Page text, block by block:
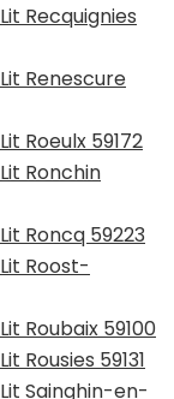
Recquignies
Renescure
Roeulx 59172
Ronchin
Roncq 59223
Roost-
Roubaix 59100
Rousies 59131
Sainghin-en-